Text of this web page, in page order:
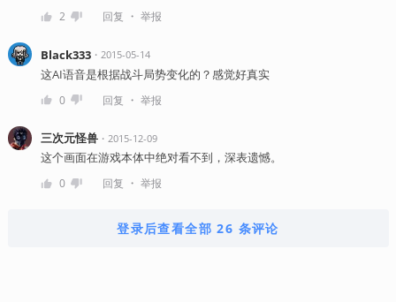
2 回复 ・ 举报
Black333・ 2015-05-14
这AI语音是根据战斗局势变化的？感觉好真实
0 回复 ・ 举报
三次元怪兽・ 2015-12-09
这个画面在游戏本体中绝对看不到，深表遗憾。
0 回复 ・ 举报
登录后查看全部 26 条评论